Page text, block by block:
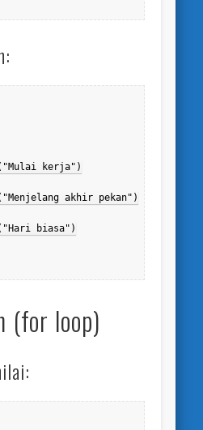
kerja")
akhir pekan")
biasa")
(for loop)